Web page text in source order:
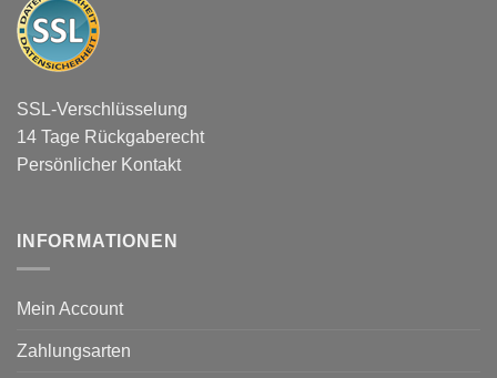
SSL-Verschlüsselung
14 Tage Rückgaberecht
Persönlicher Kontakt
INFORMATIONEN
Mein Account
Zahlungsarten